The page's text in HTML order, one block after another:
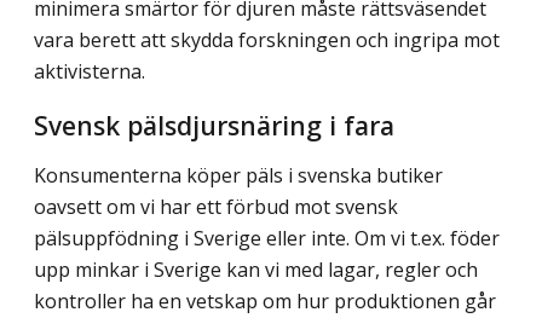
minimera smärtor för djuren måste rättsväsendet
vara berett att skydda forskningen och ingripa mot
aktivisterna.
Svensk pälsdjursnäring i fara
Konsumenterna köper päls i svenska butiker
oavsett om vi har ett förbud mot svensk
pälsuppfödning i Sverige eller inte. Om vi t.ex. föder
upp minkar i Sverige kan vi med lagar, regler och
kontroller ha en vetskap om hur produktionen går